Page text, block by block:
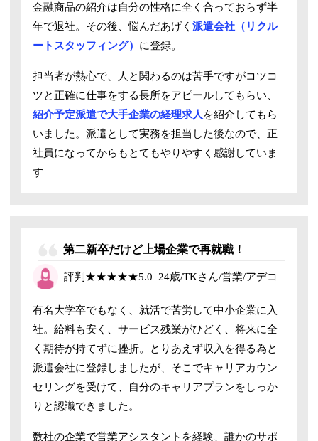
金融商品の紹介は自分の性格に全く合っておらず半
年で退社。その後、悩んだあげく派遣会社（リクル
ートスタッフィング） に登録。
担当者が熱心で、人と関わるのは苦手ですがコツコ
ツと正確に仕事をする長所をアピールしてもらい、
紹介予定派遣で大手企業の経理求人を紹介してもら
いました。派遣として実務を担当した後なので、正
社員になってからもとてもやりやすく感謝していま
す
第二新卒だけど上場企業で再就職！
評判 ★★★★★5.0 24歳/TKさん/営業/アデコ
有名大学卒でもなく、就活で苦労して中小企業に入
社。給料も安く、サービス残業がひどく、将来に全
く期待が持てずに挫折。とりあえず収入を得る為と
派遣会社に登録しましたが、そこでキャリアカウン
セリングを受けて、自分のキャリアプランをしっか
りと認識できました。
数社の企業で営業アシスタントを経験、誰かのサポ